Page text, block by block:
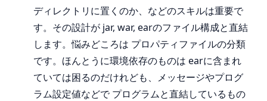
ディレクトリに置くのか、などのスキルは重要で
す。その設計が jar, war, earのファイル構成と直結
します。悩みどころは プロパティファイルの分類
です。ほんとうに環境依存のものは earに含まれ
ていては困るのだけれども、メッセージやプログ
ラム設定値などで プログラムと直結しているもの